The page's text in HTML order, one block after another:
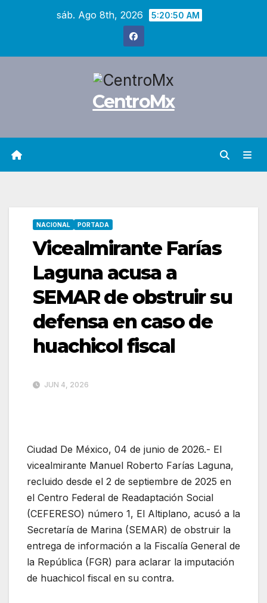
sáb. Ago 8th, 2026 5:20:51 AM
CentroMx
NACIONAL PORTADA
Vicealmirante Farías
Laguna acusa a
SEMAR de obstruir su
defensa en caso de
huachicol fiscal
JUN 4, 2026
Ciudad De México, 04 de junio de 2026.- El
vicealmirante Manuel Roberto Farías Laguna,
recluido desde el 2 de septiembre de 2025 en
el Centro Federal de Readaptación Social
(CEFERESO) número 1, El Altiplano, acusó a la
Secretaría de Marina (SEMAR) de obstruir la
entrega de información a la Fiscalía General de
la República (FGR) para aclarar la imputación
de huachicol fiscal en su contra.